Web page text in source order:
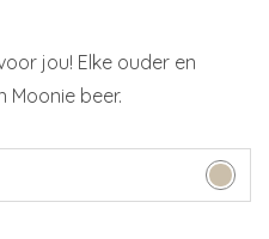
jou! Elke ouder en
beer.